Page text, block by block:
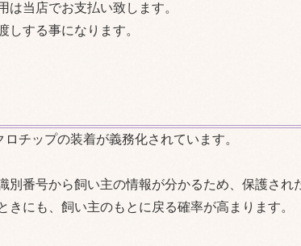
当店でお支払い致します。
する事になります。
チップの装着が義務化されています。
番号から飼い主の情報が分かるため、保護され
にも、飼い主のもとに戻る確率が高まります。